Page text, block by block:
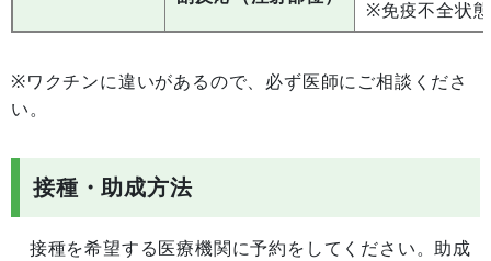
※免疫不全状
※ワクチンに違いがあるので、必ず医師にご相談くださ
い。
接種・助成方法
接種を希望する医療機関に予約をしてください。助成